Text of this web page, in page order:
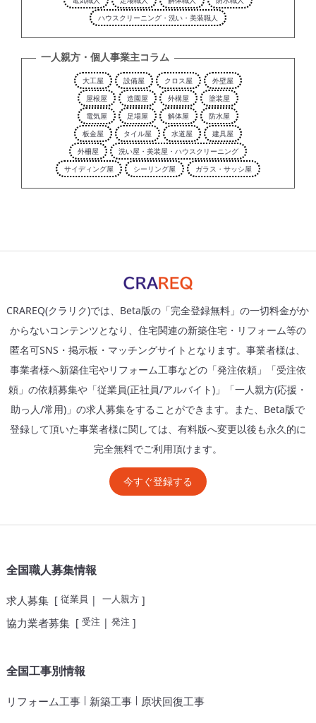
ハウスクリーニング・洗い・美装職人
一人親方・個人事業主コラム
大工屋 設備屋 クロス屋
外壁屋
屋根屋
造園屋 外構屋
塗装屋
電気屋
足場屋 解体屋
防水屋
板金屋
タイル屋 水道屋
建具屋
外柵屋
洗い屋・美装屋・ハウスクリーニング
サイディング屋
シーリング屋 ガラス・サッシ屋
CRAREQ(クラリク)では、Beta版の「完全登録無料」の一切料金がか
からないコンテンツとなり、住宅関連の新築住宅・リフォーム等の
匿名可SNS・掲示板・マッチングサイトとなります。事業者様は、
事業者様へ新築住宅やリフォーム工事などの「発注依頼」「受注依
頼」の依頼募集や「従業員(正社員/アルバイト)」「一人親方(応援・
助っ人/常用)」の求人募集をすることができます。また、Beta版で
登録して頂いた事業者様に関しては、有料版へ変更以後も永久的に
完全無料でご利用頂けます。
今すぐ登録する
全国職人募集情報
求人募集[ 従業員| 一人親方]
協力業者募集[ 受注| 発注]
全国工事別情報
リフォーム工事| 新築工事| 原状回復工事